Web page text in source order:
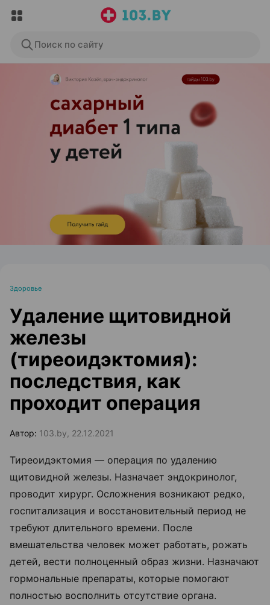
Поиск по сайту
ЭФФЕКТИВНАЯ РЕКЛАМА НА САЙТЕ
Здоровье
Удаление щитовидной
железы
(тиреоидэктомия):
последствия, как
проходит операция
Автор: 103.by, 22.12.2021
Тиреоидэктомия — операция по удалению
щитовидной железы. Назначает эндокринолог,
проводит хирург. Осложнения возникают редко,
госпитализация и восстановительный период не
требуют длительного времени. После
вмешательства человек может работать, рожать
детей, вести полноценный образ жизни. Назначают
гормональные препараты, которые помогают
полностью восполнить отсутствие органа.